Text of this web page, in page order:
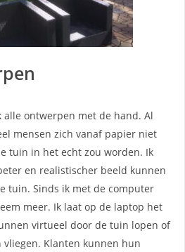
alle ontwerpen met de hand. Al
mensen zich vanaf papier niet
tuin in het echt zou worden. Ik
en realistischer beeld kunnen
tuin. Sinds ik met de computer
meer. Ik laat op de laptop het
virtueel door de tuin lopen of
vliegen. Klanten kunnen hun